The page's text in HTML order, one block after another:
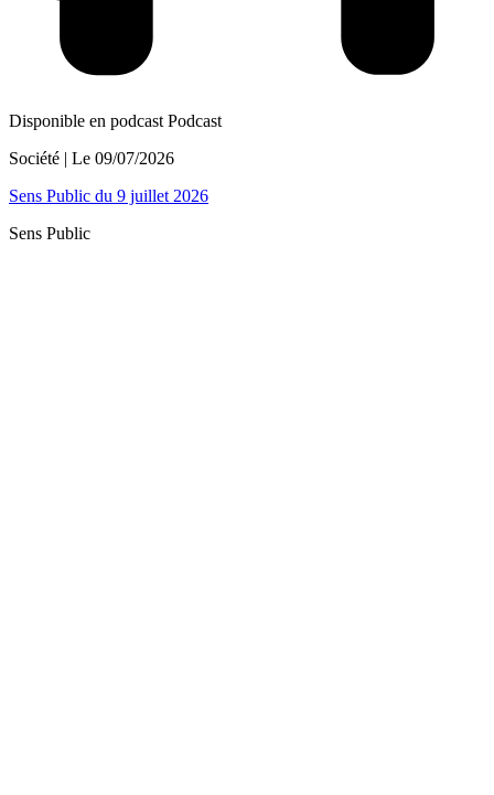
Disponible en podcast Podcast
Société | Le 09/07/2026
Sens Public du 9 juillet 2026
Sens Public